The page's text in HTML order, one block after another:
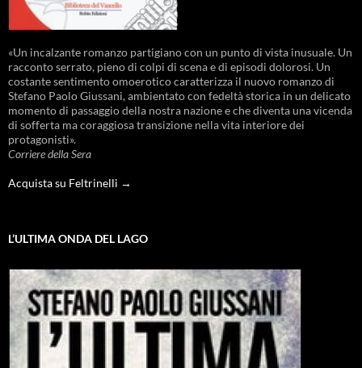
«Un incalzante romanzo partigiano con un punto di vista inusuale. Un
racconto serrato, pieno di colpi di scena e di episodi dolorosi. Un
costante sentimento omoerotico caratterizza il nuovo romanzo di
Stefano Paolo Giussani, ambientato con fedeltà storica in un delicato
momento di passaggio della nostra nazione e che diventa una vicenda
di sofferta ma coraggiosa transizione nella vita interiore dei
protagonisti».
Corriere della Sera
Acquista su Feltrinelli →
L’ULTIMA ONDA DEL LAGO